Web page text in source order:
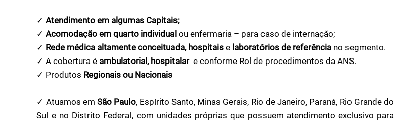
✓Atendimento em algumas Capitais;
✓Acomodação em quarto individual ou enfermaria – para caso de internação;
✓ Rede médica altamente conceituada, hospitais e laboratórios de referência no segmento.
✓ A cobertura é ambulatorial, hospitalare conforme Rol de procedimentos da ANS.
✓ Produtos Regionais ou Nacionais
✓ Atuamos emSão Paulo, Espírito Santo, Minas Gerais, Rio de Janeiro, Paraná, Rio Grande do
Sul e no Distrito Federal, com unidades próprias que possuem atendimento exclusivo para